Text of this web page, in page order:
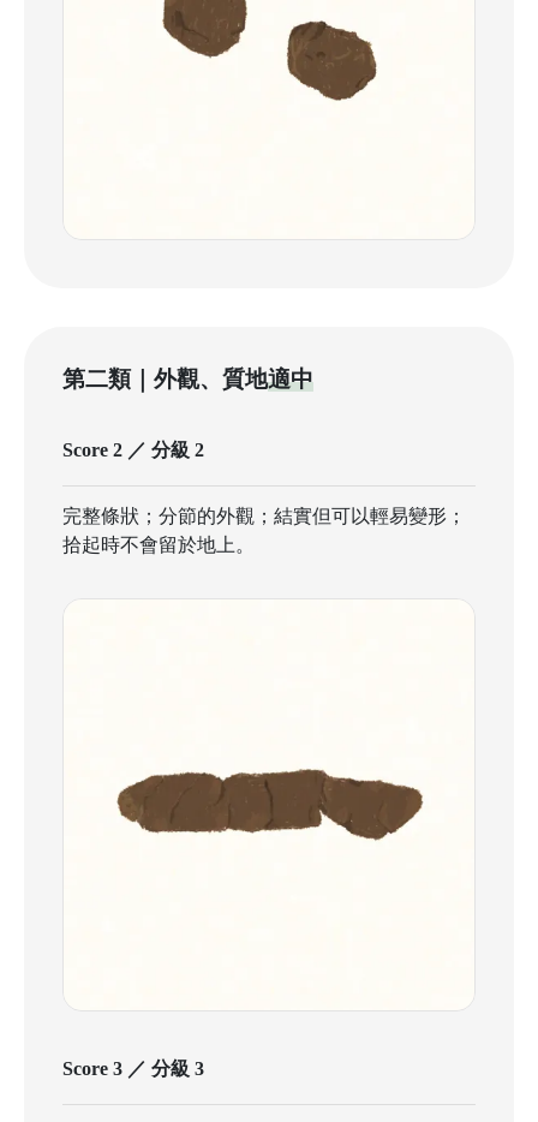
第二類｜外觀、質地適中
Score 2 ／ 分級 2
完整條狀；分節的外觀；結實但可以輕易變形；
拾起時不會留於地上。
Score 3 ／ 分級 3